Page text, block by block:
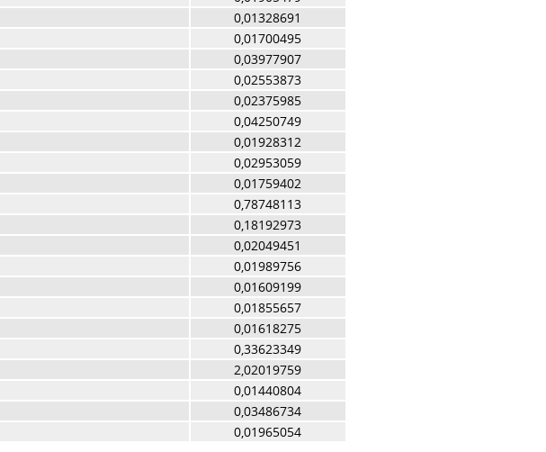
0,01328691
0,01700495
0,03977907
0,02553873
0,02375985
0,04250749
0,01928312
0,02953059
0,01759402
0,78748113
0,18192973
0,02049451
0,01989756
0,01609199
0,01855657
0,01618275
0,33623349
2,02019759
0,01440804
0,03486734
0,01965054